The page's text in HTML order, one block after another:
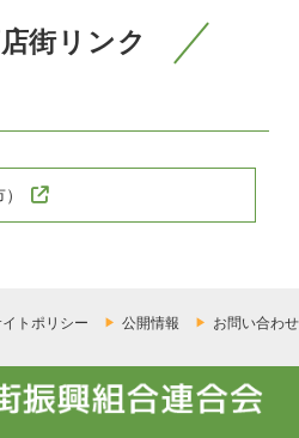
街リンク
トポリシー 公開情報 お問い合わせ